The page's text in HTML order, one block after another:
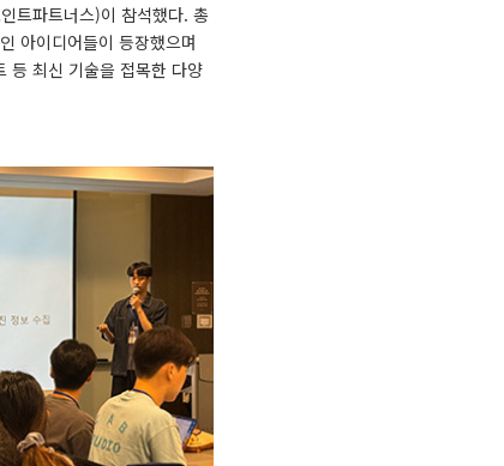
트파트너스)이 참석했다. 총
아이디어들이 등장했으며
등 최신 기술을 접목한 다양